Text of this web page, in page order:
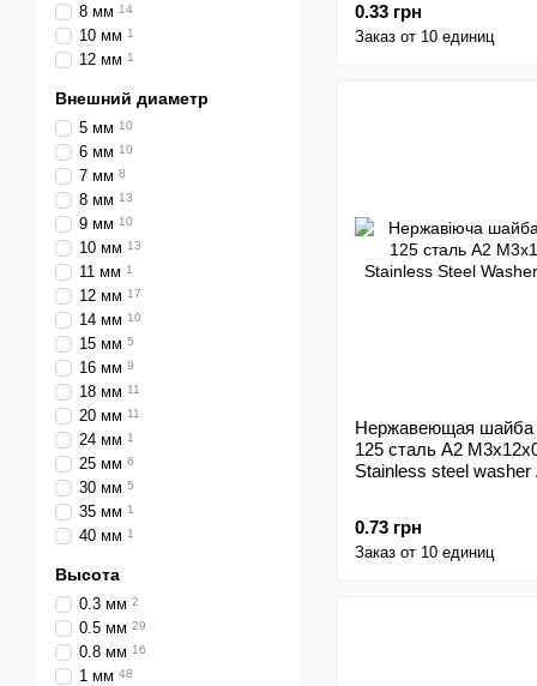
0.33 грн
Заказ от 10 единиц
Нержавеющая шайба
125 сталь A2
Stainless steel washer
0.73 грн
Заказ от 10 единиц
8 мм 14
10 мм 1
12 мм 1
Внешний диаметр
5 мм 10
6 мм 10
7 мм 8
8 мм 13
9 мм 10
10 мм 13
11 мм 1
12 мм 17
14 мм 10
15 мм 5
16 мм 9
18 мм 11
20 мм 11
24 мм 1
25 мм 6
30 мм 5
35 мм 1
40 мм 1
Высота
0.3 мм 2
0.5 мм 29
0.8 мм 16
1 мм 48